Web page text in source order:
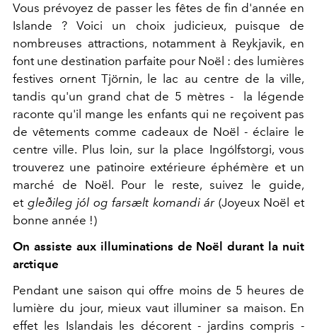
Vous prévoyez de passer les fêtes de fin d'année en
Islande ? Voici un choix judicieux, puisque de
nombreuses attractions, notamment à Reykjavik, en
font une destination parfaite pour Noël : des lumières
festives ornent Tjörnin, le lac au centre de la ville,
tandis qu'un grand chat de 5 mètres - la légende
raconte qu'il mange les enfants qui ne reçoivent pas
de vêtements comme cadeaux de Noël - éclaire le
centre ville. Plus loin, sur la place Ingólfstorgi, vous
trouverez une patinoire extérieure éphémère et un
marché de Noël. Pour le reste, suivez le guide,
et gleðileg jól og farsælt komandi ár(Joyeux Noël et
bonne année !)
On assiste aux illuminations de Noël durant la nuit
arctique
Pendant une saison qui offre moins de 5 heures de
lumière du jour, mieux vaut illuminer sa maison. En
effet les Islandais les décorent - jardins compris -